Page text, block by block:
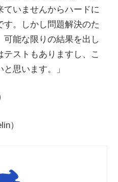
ていませんからハードに
。しかし問題解決のた
能な限りの結果を出し
ストもありますし、こ
思います。」
）